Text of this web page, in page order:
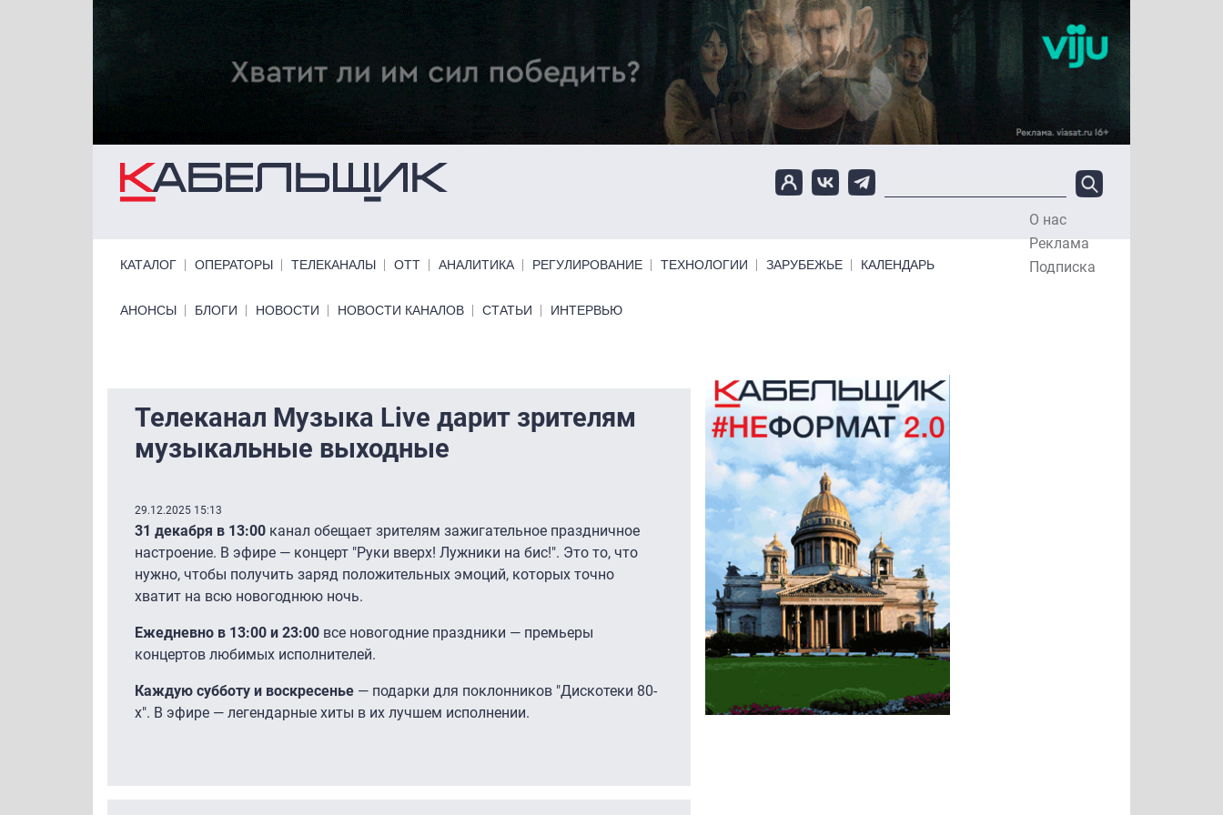
Перейти к основному содержанию
О нас
Реклама
Подписка
КАТАЛОГ ОПЕРАТОРЫ ТЕЛЕКАНАЛЫ ОТТ АНАЛИТИКА РЕГУЛИРОВАНИЕ ТЕХНОЛОГИИ ЗАРУБЕЖЬЕ КАЛЕНДАРЬ
Primary links bottom
АНОНСЫ БЛОГИ НОВОСТИ НОВОСТИ КАНАЛОВ СТАТЬИ ИНТЕРВЬЮ
Телеканал Музыка Live дарит зрителям
музыкальные выходные
29.12.2025 15:13
31 декабря в 13:00 канал обещает зрителям зажигательное праздничное
настроение. В эфире — концерт "Руки вверх! Лужники на бис!". Это то, что
нужно, чтобы получить заряд положительных эмоций, которых точно
хватит на всю новогоднюю ночь.
Ежедневно в 13:00 и 23:00 все новогодние праздники — премьеры
концертов любимых исполнителей.
Каждую субботу и воскресенье — подарки для поклонников "Дискотеки 80-
х". В эфире — легендарные хиты в их лучшем исполнении.